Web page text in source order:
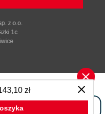
zł
z o.o.
1c